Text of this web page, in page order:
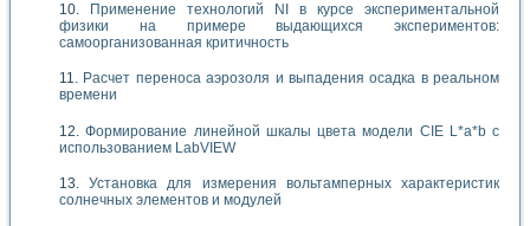
Применение технологий NI в курсе экспериментальной
физики на примере выдающихся экспериментов:
самоорганизованная критичность
Расчет переноса аэрозоля и выпадения осадка в реальном
времени
Формирование линейной шкалы цвета модели CIE L*a*b с
использованием LabVIEW
Установка для измерения вольтамперных характеристик
солнечных элементов и модулей